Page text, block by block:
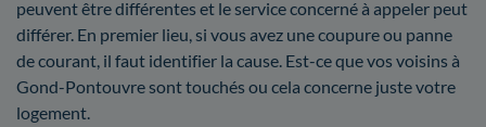
peuvent être différentes et le service concerné à appeler peut
différer. En premier lieu, si vous avez une coupure ou panne
de courant, il faut identifier la cause. Est-ce que vos voisins à
Gond-Pontouvre sont touchés ou cela concerne juste votre
logement.